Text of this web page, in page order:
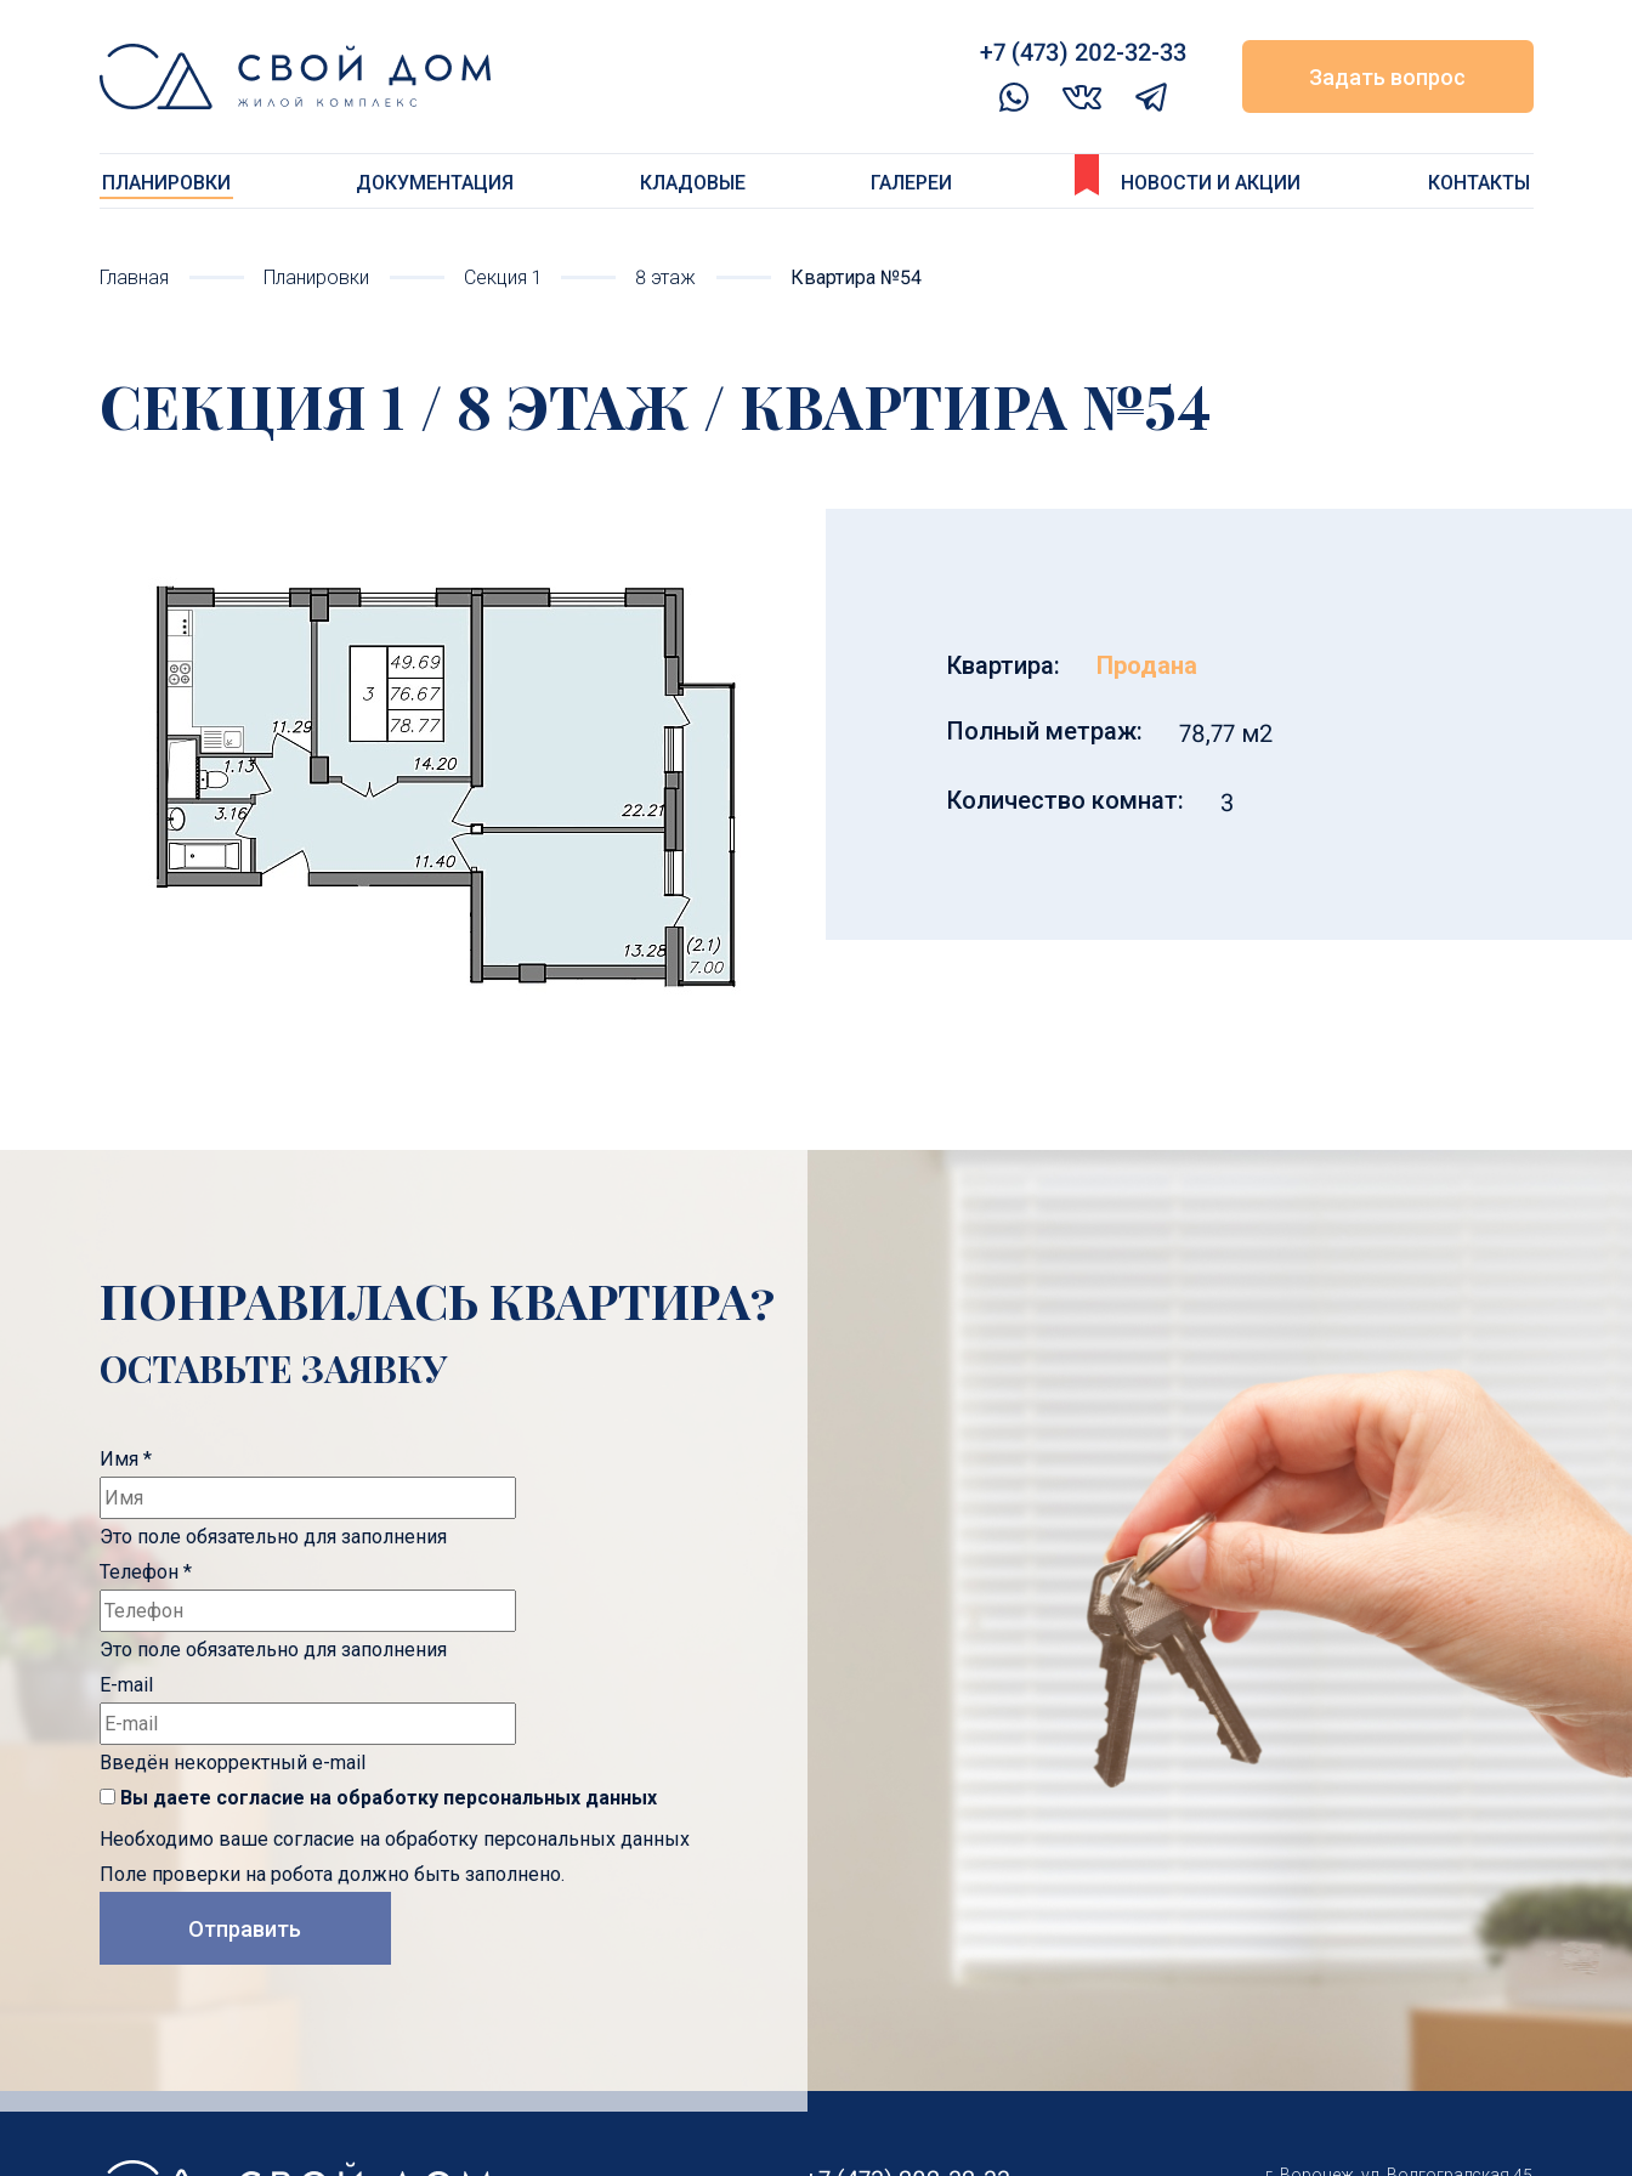
+7 (473) 202-32-33‬
Задать вопрос
ПЛАНИРОВКИ ДОКУМЕНТАЦИЯ КЛАДОВЫЕ ГАЛЕРЕИ НОВОСТИ И АКЦИИ КОНТАКТЫ
Главная Планировки Cекция 1 8 этаж Квартира №54
CЕКЦИЯ 1 / 8 ЭТАЖ / КВАРТИРА №54
Квартира: Продана
Полный метраж: 78,77 м2
Количество комнат: 3
ПОНРАВИЛАСЬ КВАРТИРА?
ОСТАВЬТЕ ЗАЯВКУ
Имя *
Это поле обязательно для заполнения
Телефон *
Это поле обязательно для заполнения
E-mail
Введён некорректный e-mail
Вы даете согласие на обработку персональных данных
Необходимо ваше согласие на обработку персональных данных
Поле проверки на робота должно быть заполнено.